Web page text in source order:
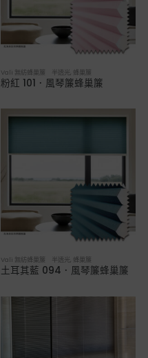
Vali 無紡蜂巢簾 半透光 蜂巢簾
粉紅 101．風琴簾蜂巢簾
Vali 無紡蜂巢簾 半透光 蜂巢簾
土耳其藍 094．風琴簾蜂巢簾